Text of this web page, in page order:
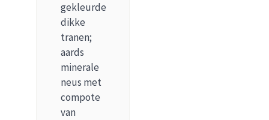
gekleurde
dikke
tranen;
aards
minerale
neus met
compote
van